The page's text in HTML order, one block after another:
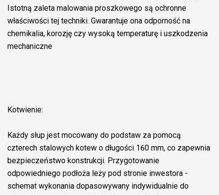
Istotną zaleta malowania proszkowego są ochronne
właściwości tej techniki. Gwarantuje ona odporność na
chemikalia, korozję czy wysoką temperaturę i uszkodzenia
mechaniczne
Kotwienie:
Każdy słup jest mocowany do podstaw za pomocą
czterech stalowych kotew o długości 160 mm, co zapewnia
bezpieczeństwo konstrukcji. Przygotowanie
odpowiedniego podłoża leży pod stronie inwestora -
schemat wykonania dopasowywany indywidualnie do